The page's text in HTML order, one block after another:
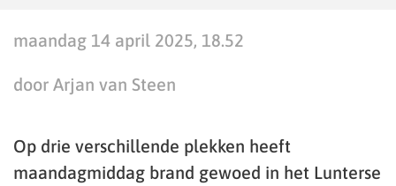
maandag 14 april 2025, 18.52
door Arjan van Steen
Op drie verschillende plekken heeft
maandagmiddag brand gewoed in het Lunterse